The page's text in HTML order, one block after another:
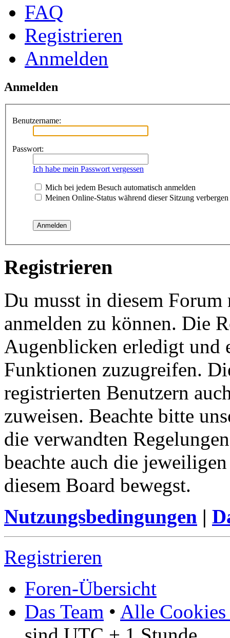
FAQ
Registrieren
Anmelden
Anmelden
Benutzername:
Passwort:
Ich habe mein Passwort vergessen
Mich bei jedem Besuch automatisch anmelden
Meinen Online-Status während dieser Sitzung verbergen
Registrieren
Du musst in diesem
anmelden zu können. Die
Augenblicken erledigt und
Funktionen zuzugreifen.
registrierten Benutzern
zuweisen. Beachte bitte
die verwandten
beachte auch die
diesem Board bewegst.
Nutzungsbedingungen |
Registrieren
Foren-Übersicht
Das Team • Alle Cookies